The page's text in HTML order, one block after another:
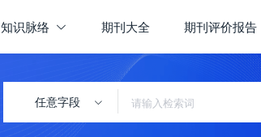
知识脉络 期刊大全 期刊评价报告
任意字段